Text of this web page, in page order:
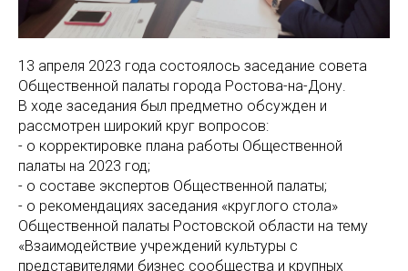
13 апреля 2023 года состоялось заседание совета
Общественной палаты города Ростова-на-Дону.
В ходе заседания был предметно обсужден и
рассмотрен широкий круг вопросов:
- о корректировке плана работы Общественной
палаты на 2023 год;
- о составе экспертов Общественной палаты;
- о рекомендациях заседания «круглого стола»
Общественной палаты Ростовской области на тему
«Взаимодействие учреждений культуры с
представителями бизнес сообщества и крупных